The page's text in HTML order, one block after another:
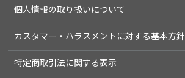
個人情報の取り扱いについて
カスタマー・ハラスメントに対する基本方針
特定商取引法に関する表示